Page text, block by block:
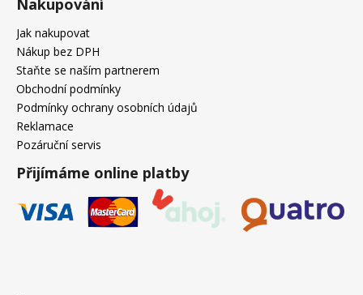
Nakupování
Jak nakupovat
Nákup bez DPH
Staňte se naším partnerem
Obchodní podmínky
Podmínky ochrany osobních údajů
Reklamace
Pozáruční servis
Přijímáme online platby